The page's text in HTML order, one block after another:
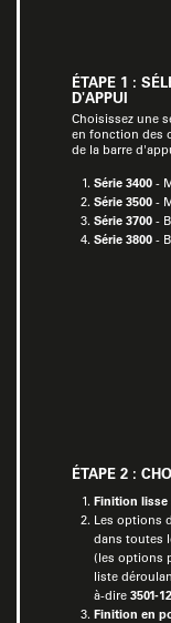
ÉTAPE 1 :
D'APPUI
Choisissez une
en fonction des
de la barre
Série 3400 -
Série 3500 -
Série 3700 -
Série 3800 -
ÉTAPE 2 :
Finition lisse
Les options
dans toutes
(les options
liste
à-dire 3501-
Finition en